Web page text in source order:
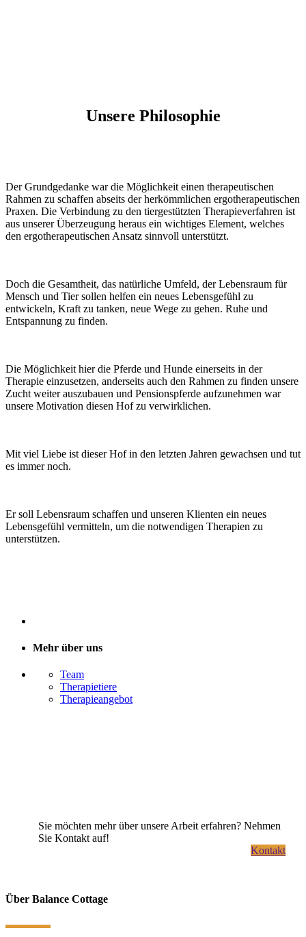
Unsere Philosophie
Der Grundgedanke war die Möglichkeit einen therapeutischen
Rahmen zu schaffen abseits der herkömmlichen ergotherapeutischen
Praxen. Die Verbindung zu den tiergestützten Therapieverfahren ist
aus unserer Überzeugung heraus ein wichtiges Element, welches
den ergotherapeutischen Ansatz sinnvoll unterstützt.
Doch die Gesamtheit, das natürliche Umfeld, der Lebensraum für
Mensch und Tier sollen helfen ein neues Lebensgefühl zu
entwickeln, Kraft zu tanken, neue Wege zu gehen. Ruhe und
Entspannung zu finden.
Die Möglichkeit hier die Pferde und Hunde einerseits in der
Therapie einzusetzen, anderseits auch den Rahmen zu finden unsere
Zucht weiter auszubauen und Pensionspferde aufzunehmen war
unsere Motivation diesen Hof zu verwirklichen.
Mit viel Liebe ist dieser Hof in den letzten Jahren gewachsen und tut
es immer noch.
Er soll Lebensraum schaffen und unseren Klienten ein neues
Lebensgefühl vermitteln, um die notwendigen Therapien zu
unterstützen.
Mehr über uns
Team
Therapietiere
Therapieangebot
Sie möchten mehr über unsere Arbeit erfahren? Nehmen
Sie Kontakt auf!
Kontakt
Über Balance Cottage